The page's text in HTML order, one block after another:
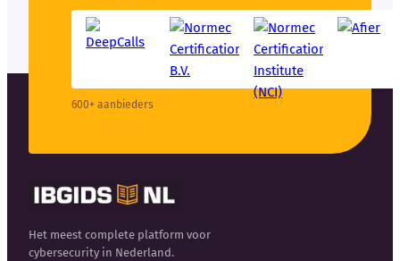
600+ aanbieders
Het meest complete platform voor
cybersecurity in Nederland.